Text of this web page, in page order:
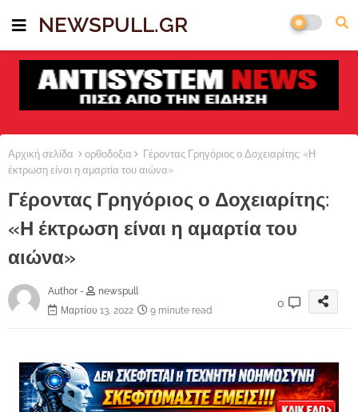
NEWSPULL.GR
Αρχική σελίδα ορθοδοξια
Γέροντας Γρηγόριος ο Δοχειαρίτης: «Η
έκτρωση είναι η αμαρτία του αιώνα»
Γέροντας Γρηγόριος ο Δοχειαρίτης:
«Η έκτρωση είναι η αμαρτία του
αιώνα»
Author -
newspull
Μαρτίου 13, 2022
9 minute read
0